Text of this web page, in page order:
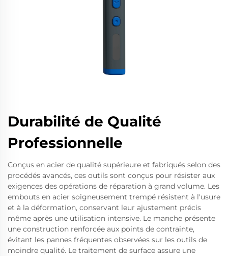
Durabilité de Qualité
Professionnelle
Conçus en acier de qualité supérieure et fabriqués selon des
procédés avancés, ces outils sont conçus pour résister aux
exigences des opérations de réparation à grand volume. Les
embouts en acier soigneusement trempé résistent à l'usure
et à la déformation, conservant leur ajustement précis
même après une utilisation intensive. Le manche présente
une construction renforcée aux points de contrainte,
évitant les pannes fréquentes observées sur les outils de
moindre qualité. Le traitement de surface assure une